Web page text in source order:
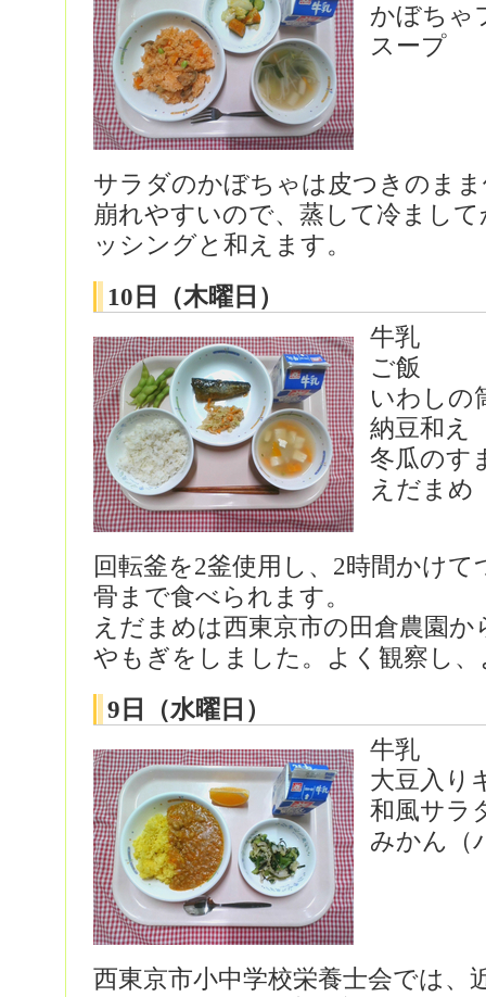
かぼちゃ
スープ
サラダのかぼちゃは皮つきのま
崩れやすいので、蒸して冷まし
ッシングと和えます。
10日（木曜日）
牛乳
ご飯
いわしの
納豆和え
冬瓜のす
えだまめ
回転釜を2釜使用し、2時間かけ
骨まで食べられます。
えだまめは西東京市の田倉農園
やもぎをしました。よく観察し
9日（水曜日）
牛乳
大豆入り
和風サラ
みかん（
西東京市小中学校栄養士会では、